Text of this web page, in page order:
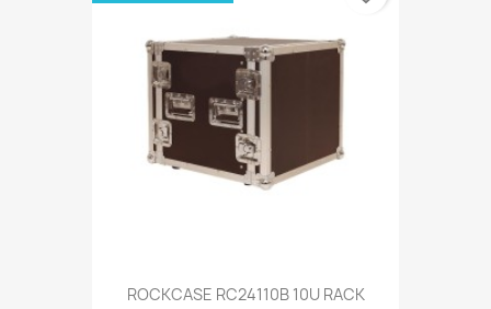
ROCKCASE RC24110B 10U RACK